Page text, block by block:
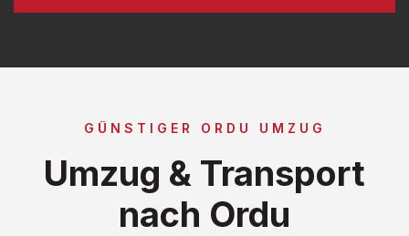
GÜNSTIGER ORDU UMZUG
Umzug & Transport
nach Ordu